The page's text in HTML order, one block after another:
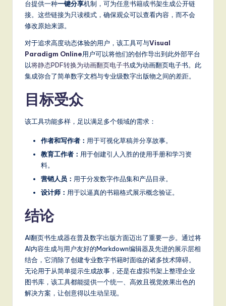
台提供一种一键分享机制，可为任意书籍或书架生成公开链
接。这些链接为只读模式，确保观众可以查看内容，而不会
修改原始来源。
对于追求高度动态体验的用户，该工具可与Visual
Paradigm Online用户可以将他们的创作导出到此外部平台
以将静态PDF转换为动画翻页电子书成为动画翻页电子书。此
集成弥合了简单数字文档与专业级数字出版物之间的差距。
目标受众
该工具功能多样，足以满足多个领域的需求：
作者和写作者： 用于可视化草稿并分享故事。
教育工作者： 用于创建引人入胜的使用手册和学习资
料。
营销人员： 用于分发数字作品集和产品目录。
设计师： 用于以逼真的书籍格式展示概念验证。
结论
AI翻页书生成器在普及数字出版方面迈出了重要一步。通过将
AI内容生成与用户友好的Markdown编辑器及先进的展示层相
结合，它消除了创建专业数字书籍时面临的诸多技术障碍。
无论用于从简单提示生成故事，还是在虚拟书架上整理企业
图书库，该工具都能提供一个统一、高效且视觉效果出色的
解决方案，让创意得以生动呈现。